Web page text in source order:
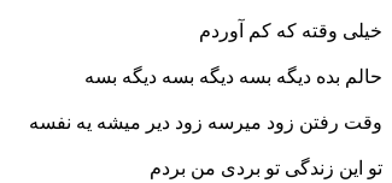
خیلی وقته که کم آوردم
حالم بده دیگه بسه دیگه بسه دیگه بسه
وقت رفتن زود میرسه زود دیر میشه یه نفسه
تو این زندگی تو بردی من بردم